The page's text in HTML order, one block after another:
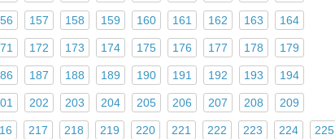
157 158 159 160 161 162 163 164
172 173 174 175 176 177 178 179
187 188 189 190 191 192 193 194
202 203 204 205 206 207 208 209
217 218 219 220 221 222 223 224 225